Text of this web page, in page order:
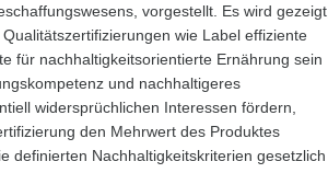
vorgestellt. Es wird gezeigt,
wie Label effiziente
für nachhaltigkeitsorientierte Ernährung sein
und nachhaltigeres
widersprüchlichen Interessen fördern,
den Mehrwert des Produktes
definierten Nachhaltigkeitskriterien gesetzlich